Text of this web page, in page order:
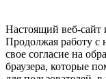
Настоящий веб-сайт
Продолжая работу с
свое согласие на
браузера, которые